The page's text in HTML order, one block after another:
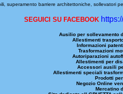
superamento barriere architettoniche, sollevatori
SEGUICI SU FACEBOOK
Ausilio per sollevamento
Allestimenti
Informazioni
Trasformazioni
Autoriparazioni
Allestimenti per
Accessori ausili
Allestimenti speciali
Prodotti
Negozio Online
Mercatino